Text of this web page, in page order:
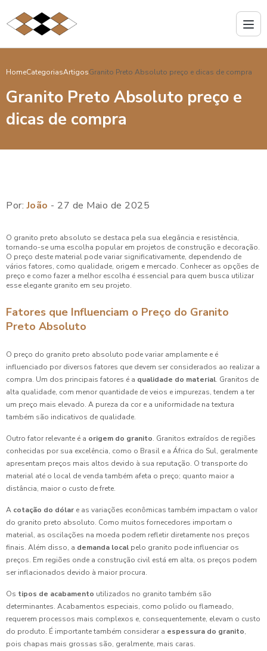
HomeCategoriasArtigosGranito Preto Absoluto preço e dicas de compra
Granito Preto Absoluto preço e
dicas de compra
Por:João - 27 de Maio de 2025
O granito preto absoluto se destaca pela sua elegância e resistência,
tornando-se uma escolha popular em projetos de construção e decoração.
O preço deste material pode variar significativamente, dependendo de
vários fatores, como qualidade, origem e mercado. Conhecer as opções de
preço e como fazer a melhor escolha é essencial para quem busca utilizar
esse elegante granito em seu projeto.
Fatores que Influenciam o Preço do Granito
Preto Absoluto
O preço do granito preto absoluto pode variar amplamente e é
influenciado por diversos fatores que devem ser considerados ao realizar a
compra. Um dos principais fatores é a qualidade do material. Granitos de
alta qualidade, com menor quantidade de veios e impurezas, tendem a ter
um preço mais elevado. A pureza da cor e a uniformidade na textura
também são indicativos de qualidade.
Outro fator relevante é a origem do granito. Granitos extraídos de regiões
conhecidas por sua excelência, como o Brasil e a África do Sul, geralmente
apresentam preços mais altos devido à sua reputação. O transporte do
material até o local de venda também afeta o preço; quanto maior a
distância, maior o custo de frete.
A cotação do dólar e as variações econômicas também impactam o valor
do granito preto absoluto. Como muitos fornecedores importam o
material, as oscilações na moeda podem refletir diretamente nos preços
finais. Além disso, a demanda local pelo granito pode influenciar os
preços. Em regiões onde a construção civil está em alta, os preços podem
ser inflacionados devido à maior procura.
Os tipos de acabamento utilizados no granito também são
determinantes. Acabamentos especiais, como polido ou flameado,
requerem processos mais complexos e, consequentemente, elevam o custo
do produto. É importante também considerar a espessura do granito,
pois chapas mais grossas são, geralmente, mais caras.